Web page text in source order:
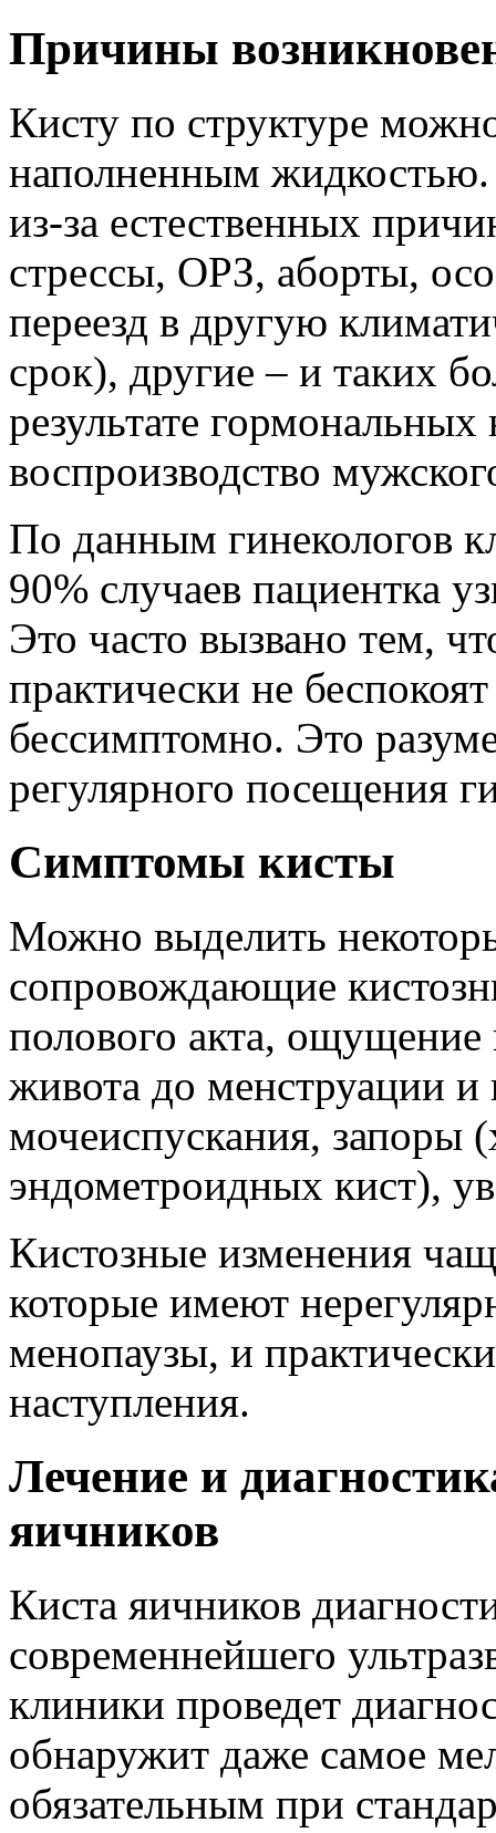
Причины
Кисту по структуре
наполненным
из-за естественных
стрессы, ОРЗ, аборты,
переезд в другую
срок), другие – и таких
результате
воспроизводство
По данным гинекологов
90% случаев пациентка
Это часто вызвано тем,
практически не
бессимптомно. Это
регулярного посещения
Симптомы кисты
Можно выделить
сопровождающие
полового акта,
живота до менструации
мочеиспускания, запоры
эндометроидных кист),
Кистозные изменения
которые имеют
менопаузы, и
наступления.
Лечение и
яичников
Киста яичников
современнейшего
клиники проведет
обнаружит даже самое
обязательным при